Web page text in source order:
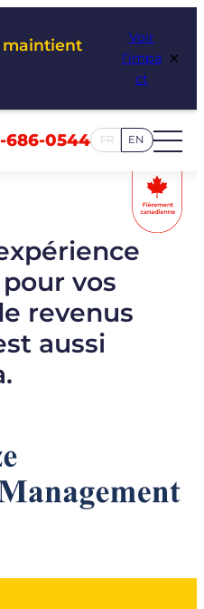
maintient
Voir
l’impa
ct
×
686-0544 FR EN
vos
revenus
aussi